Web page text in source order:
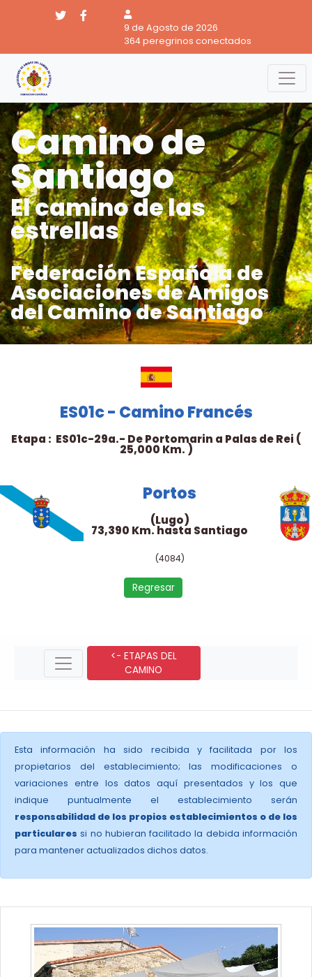
9 de Agosto de 2026
364 peregrinos conectados
Camino de
Santiago
El camino de las
estrellas
Federación Española de
Asociaciones de Amigos
del Camino de Santiago
ES01c - Camino Francés
Etapa : ES01c-29a.- De Portomarin a Palas de Rei (
25,000 Km. )
Portos
(Lugo)
73,390 Km. hasta Santiago
(4084)
Regresar
<- ETAPAS DEL
CAMINO
Esta información ha sido recibida y facilitada por los
propietarios del establecimiento; las modificaciones o
variaciones entre los datos aquí presentados y los que
indique puntualmente el establecimiento serán
responsabilidad de los propios establecimientos o de los
particulares si no hubieran facilitado la debida información
para mantener actualizados dichos datos.